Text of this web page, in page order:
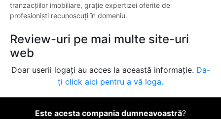
tranzacțiilor imobiliare, grație expertizei oferite de
profesioniști recunoscuți în domeniu.
Review-uri pe mai multe site-uri
web
Doar userii logați au acces la această informație. Da-
ți click aici pentru a vă loga.
Este acesta compania dumneavoastră?